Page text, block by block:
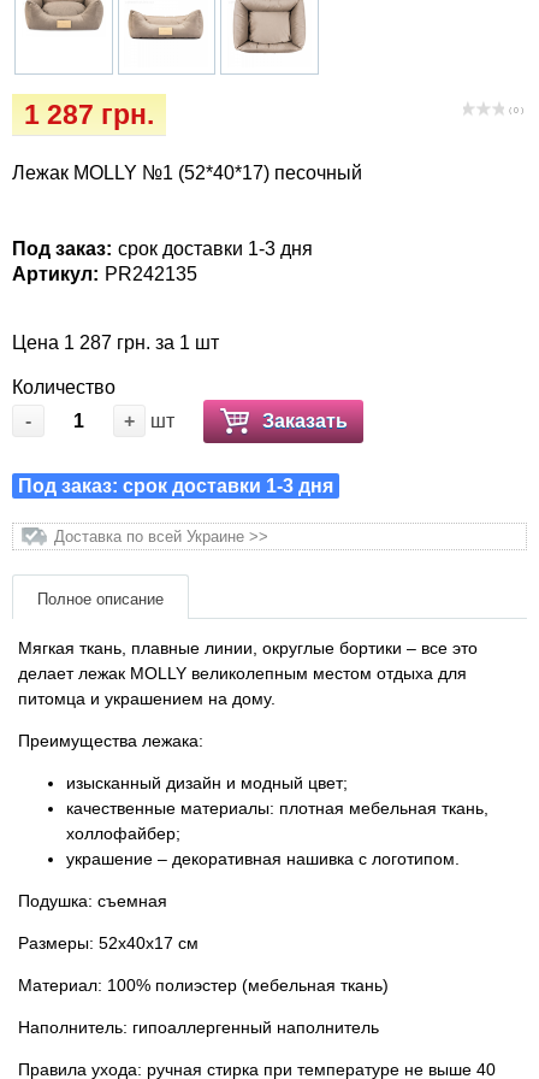
( 0 )
1 287 грн.
Лежак MOLLY №1 (52*40*17) песочный
Под заказ: срок доставки 1-3 дня
Артикул: PR242135
Цена 1 287 грн. за 1 шт
Количество
-
+ шт Заказать
Под заказ: срок доставки 1-3 дня
Доставка по всей Украине >>
Полное описание
Мягкая ткань, плавные линии, округлые бортики – все это
делает лежак MOLLY великолепным местом отдыха для
питомца и украшением на дому.
Преимущества лежака:
изысканный дизайн и модный цвет;
качественные материалы: плотная мебельная ткань,
холлофайбер;
украшение – декоративная нашивка с логотипом.
Подушка: съемная
Размеры: 52x40x17 см
Материал: 100% полиэстер (мебельная ткань)
Наполнитель: гипоаллергенный наполнитель
Правила ухода: ручная стирка при температуре не выше 40
Vet Diet Canine Wet - ветеринарные диеты
Лежаки, будиночки, охолоджуючи
Одяг та взуття
Переноски, сумки, клітки
Післяопераційні засоби та витратні
матеріали
Подарункові сертифікати
Товари для голубів
Товари для гризунів
Товары для лошадей
Товары для людей
Хозряд - хозтовары оптом
Популярные зоотовары